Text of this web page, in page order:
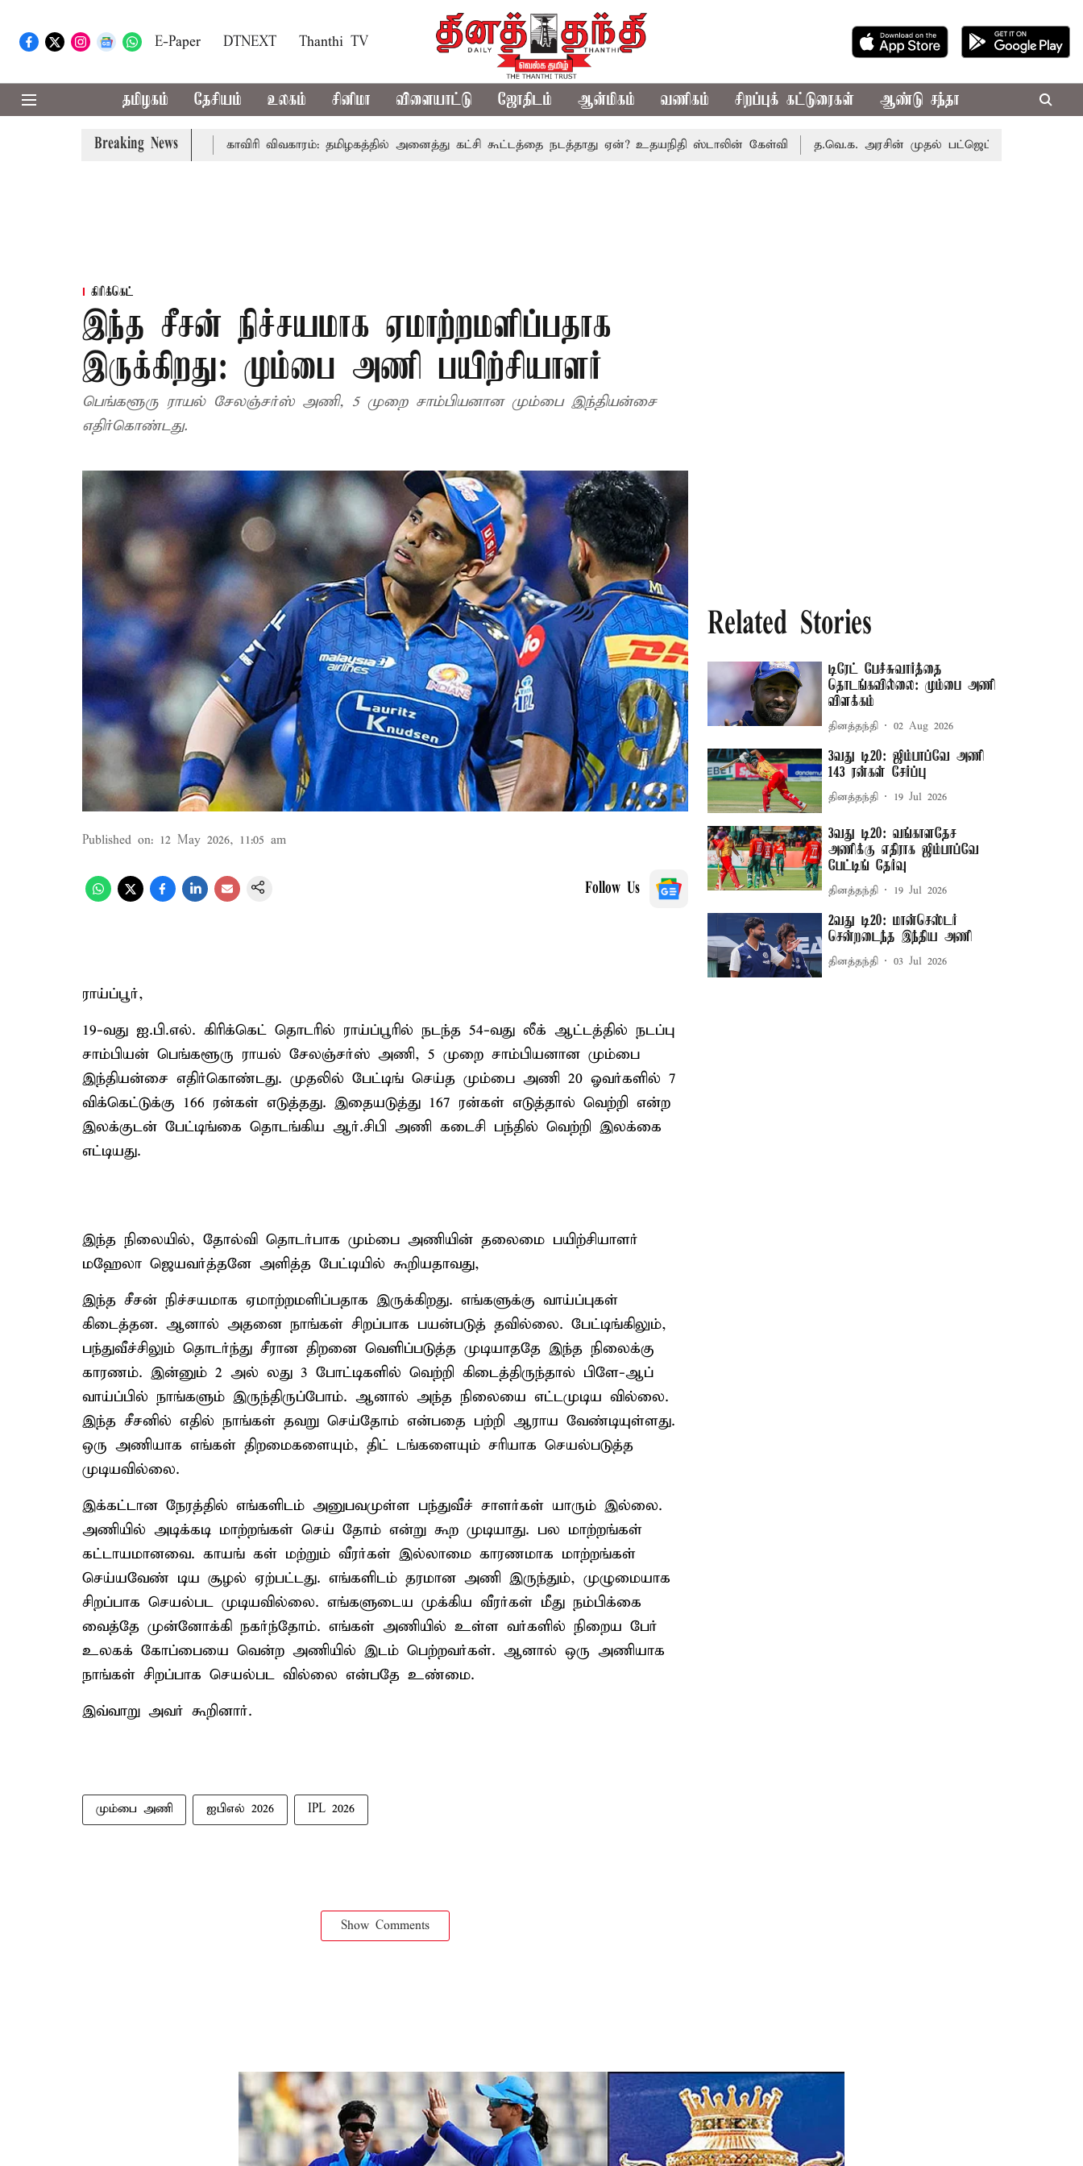
E-Paper DTNEXT Thanthi TV
தமிழகம் தேசியம் உலகம் சினிமா விளையாட்டு ஜோதிடம் ஆன்மிகம் வணிகம் சிறப்புக் கட்டுரைகள் ஆண்டு சந்தா
Breaking News
அமைச்சர் விஜய் உரை காவிரி விவகாரம்: தமிழகத்தில் அனைத்து கட்சி கூட்டத்தை நடத்தாது ஏன்? உதயநிதி ஸ்டாலின் கேள்வி த.வெ.க. அரசின் முதல் பட்ஜெட்: மாற்றமா?, தடுமாற்றமா?
கிரிக்கெட்
இந்த சீசன் நிச்சயமாக ஏமாற்றமளிப்பதாக
இருக்கிறது: மும்பை அணி பயிற்சியாளர்
பெங்களூரு ராயல் சேலஞ்சர்ஸ் அணி, 5 முறை சாம்பியனான மும்பை இந்தியன்சை
எதிர்கொண்டது.
Published on: 12 May 2026, 11:05 am
Follow Us
ராய்ப்பூர்,
19-வது ஐ.பி.எல். கிரிக்கெட் தொடரில் ராய்ப்பூரில் நடந்த 54-வது லீக் ஆட்டத்தில் நடப்பு
சாம்பியன் பெங்களூரு ராயல் சேலஞ்சர்ஸ் அணி, 5 முறை சாம்பியனான மும்பை
இந்தியன்சை எதிர்கொண்டது. முதலில் பேட்டிங் செய்த மும்பை அணி 20 ஓவர்களில் 7
விக்கெட்டுக்கு 166 ரன்கள் எடுத்தது. இதையடுத்து 167 ரன்கள் எடுத்தால் வெற்றி என்ற
இலக்குடன் பேட்டிங்கை தொடங்கிய ஆர்.சிபி அணி கடைசி பந்தில் வெற்றி இலக்கை
எட்டியது.
இந்த நிலையில், தோல்வி தொடர்பாக மும்பை அணியின் தலைமை பயிற்சியாளர்
மஹேலா ஜெயவர்த்தனே அளித்த பேட்டியில் கூறியதாவது,
இந்த சீசன் நிச்சயமாக ஏமாற்றமளிப்பதாக இருக்கிறது. எங்களுக்கு வாய்ப்புகள்
கிடைத்தன. ஆனால் அதனை நாங்கள் சிறப்பாக பயன்படுத் தவில்லை. பேட்டிங்கிலும்,
பந்துவீச்சிலும் தொடர்ந்து சீரான திறனை வெளிப்படுத்த முடியாததே இந்த நிலைக்கு
காரணம். இன்னும் 2 அல் லது 3 போட்டிகளில் வெற்றி கிடைத்திருந்தால் பிளே-ஆப்
வாய்ப்பில் நாங்களும் இருந்திருப்போம். ஆனால் அந்த நிலையை எட்டமுடிய வில்லை.
இந்த சீசனில் எதில் நாங்கள் தவறு செய்தோம் என்பதை பற்றி ஆராய வேண்டியுள்ளது.
ஒரு அணியாக எங்கள் திறமைகளையும், திட் டங்களையும் சரியாக செயல்படுத்த
முடியவில்லை.
இக்கட்டான நேரத்தில் எங்களிடம் அனுபவமுள்ள பந்துவீச் சாளர்கள் யாரும் இல்லை.
அணியில் அடிக்கடி மாற்றங்கள் செய் தோம் என்று கூற முடியாது. பல மாற்றங்கள்
கட்டாயமானவை. காயங் கள் மற்றும் வீரர்கள் இல்லாமை காரணமாக மாற்றங்கள்
செய்யவேண் டிய சூழல் ஏற்பட்டது. எங்களிடம் தரமான அணி இருந்தும், முழுமையாக
சிறப்பாக செயல்பட முடியவில்லை. எங்களுடைய முக்கிய வீரர்கள் மீது நம்பிக்கை
வைத்தே முன்னோக்கி நகர்ந்தோம். எங்கள் அணியில் உள்ள வர்களில் நிறைய பேர்
உலகக் கோப்பையை வென்ற அணியில் இடம் பெற்றவர்கள். ஆனால் ஒரு அணியாக
நாங்கள் சிறப்பாக செயல்பட வில்லை என்பதே உண்மை.
இவ்வாறு அவர் கூறினார்.
மும்பை அணி ஐபிஎல் 2026 IPL 2026
Show Comments
Related Stories
டிரேட் பேச்சுவார்த்தை
தொடங்கவில்லை: மும்பை அணி
விளக்கம்
தினத்தந்தி 02 Aug 2026
3வது டி20: ஜிம்பாப்வே அணி
143 ரன்கள் சேர்ப்பு
தினத்தந்தி 19 Jul 2026
3வது டி20: வங்காளதேச
அணிக்கு எதிராக ஜிம்பாப்வே
பேட்டிங் தேர்வு
தினத்தந்தி 19 Jul 2026
2வது டி20: மான்செஸ்டர்
சென்றடைந்த இந்திய அணி
தினத்தந்தி 03 Jul 2026